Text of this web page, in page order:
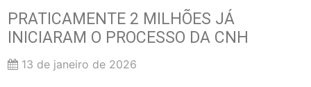
PRATICAMENTE 2 MILHÕES JÁ
INICIARAM O PROCESSO DA CNH
13 de janeiro de 2026